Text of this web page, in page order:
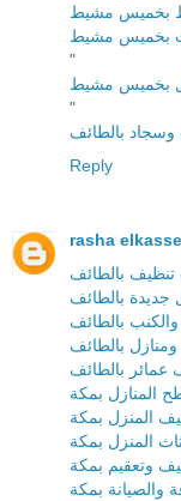
بخميس مشيط
بخميس مشيط
"
بخميس مشيط
"
بالطائف
Reply
rasha
بالطائف
بالطائف
بالطائف
بالطائف
بالطائف
المنازل بمكة
المنزل بمكة
المنزل بمكة
وتعقيم بمكة
والصيانة بمكة